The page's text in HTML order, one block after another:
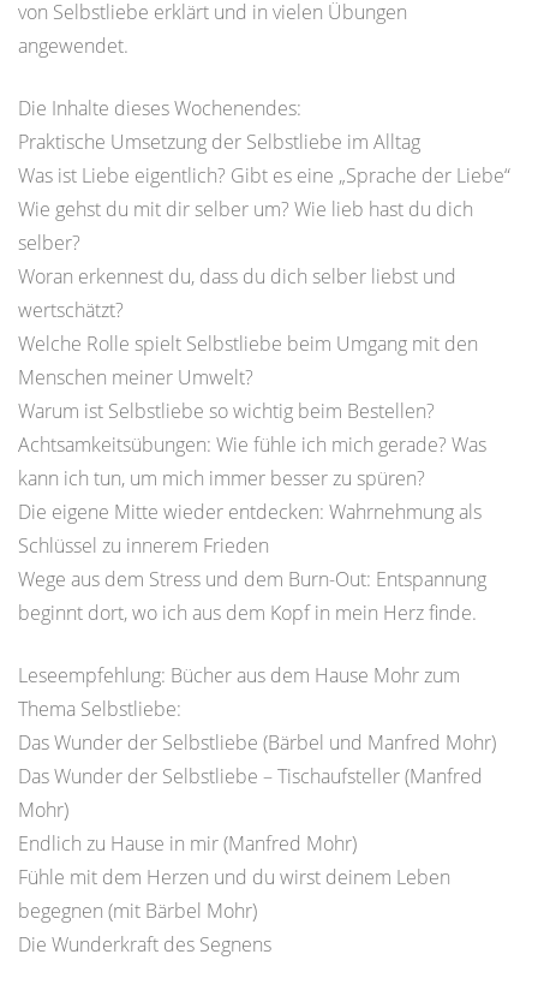
von Selbstliebe erklärt und in vielen Übungen
angewendet.
Die Inhalte dieses Wochenendes:
Praktische Umsetzung der Selbstliebe im Alltag
Was ist Liebe eigentlich? Gibt es eine „Sprache der Liebe“
Wie gehst du mit dir selber um? Wie lieb hast du dich
selber?
Woran erkennest du, dass du dich selber liebst und
wertschätzt?
Welche Rolle spielt Selbstliebe beim Umgang mit den
Menschen meiner Umwelt?
Warum ist Selbstliebe so wichtig beim Bestellen?
Achtsamkeitsübungen: Wie fühle ich mich gerade? Was
kann ich tun, um mich immer besser zu spüren?
Die eigene Mitte wieder entdecken: Wahrnehmung als
Schlüssel zu innerem Frieden
Wege aus dem Stress und dem Burn-Out: Entspannung
beginnt dort, wo ich aus dem Kopf in mein Herz finde.
Leseempfehlung: Bücher aus dem Hause Mohr zum
Thema Selbstliebe:
Das Wunder der Selbstliebe (Bärbel und Manfred Mohr)
Das Wunder der Selbstliebe – Tischaufsteller (Manfred
Mohr)
Endlich zu Hause in mir (Manfred Mohr)
Fühle mit dem Herzen und du wirst deinem Leben
begegnen (mit Bärbel Mohr)
Die Wunderkraft des Segnens